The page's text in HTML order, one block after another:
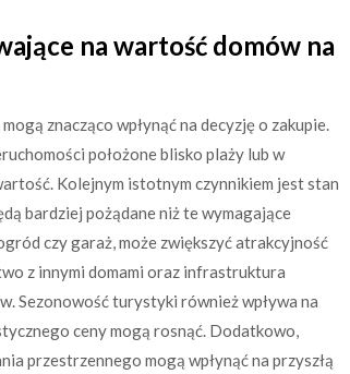
na wartość domów na
znacząco wpłynąć na decyzję o zakupie.
położone blisko plaży lub w
Kolejnym istotnym czynnikiem jest stan
bardziej pożądane niż te wymagające
czy garaż, może zwiększyć atrakcyjność
z innymi domami oraz infrastruktura
Sezonowość turystyki również wpływa na
ceny mogą rosnąć. Dodatkowo,
przestrzennego mogą wpłynąć na przyszłą